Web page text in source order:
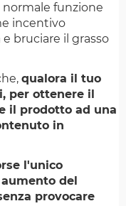
normale funzione
incentivo
bruciare il grasso
qualora il tuo
per ottenere il
il prodotto ad una
in
l'unico
del
provocare